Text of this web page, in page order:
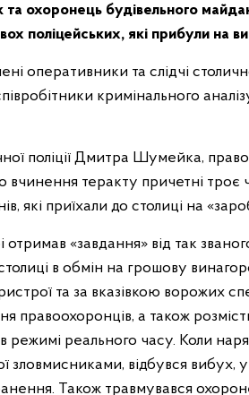
охоронець будівельного
поліцейських, які прибули на
оперативники та слідчі
кримінального
поліції Дмитра Шумейка,
теракту причетні троє
які приїхали до столиці на
«завдання» від так
в обмін на грошову
та за вказівкою ворожих
правоохоронців, а також
режимі реального часу. Коли
зловмисниками, відбувся вибух,
Також травмувався